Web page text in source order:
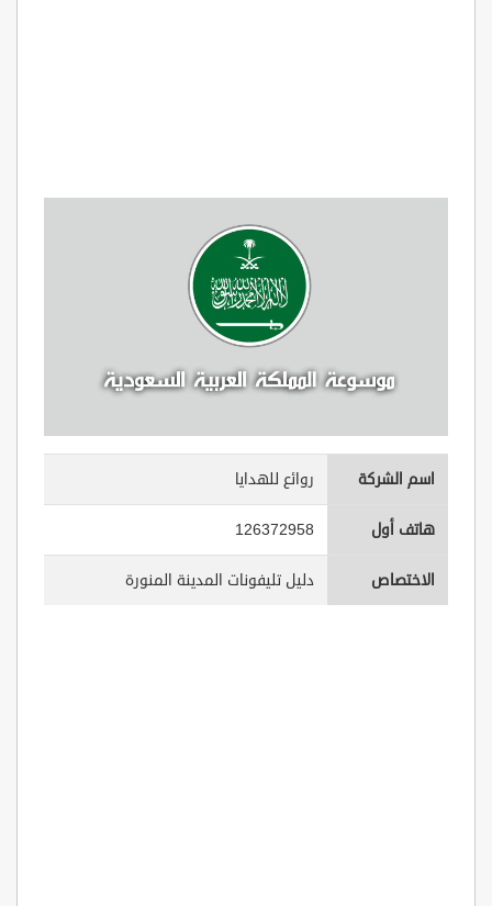
اسم الشركة روائع للهدايا
هاتف أول 126372958
الاختصاص دليل تليفونات المدينة المنورة